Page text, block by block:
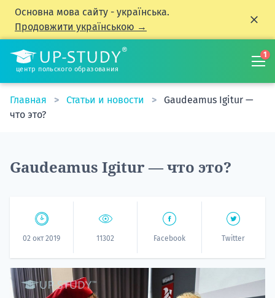
Основна мова сайту - українська.
Продовжити українською →
центр польского образования
1
Главная Статьи и новости
Gaudeamus Igitur —
что это?
Gaudeamus Igitur — что это?
02 окт 2019 11302 Facebook Twitter